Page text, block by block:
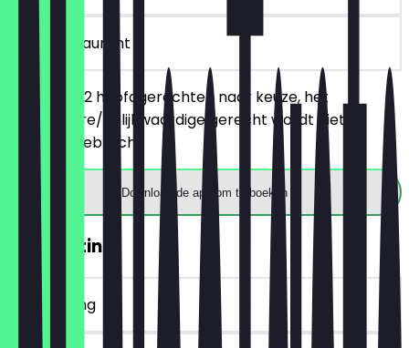
in het restaurant
Je bestelt 2 hoofdgerechten naar keuze, het
goedkopere/gelijkwaardige gerecht wordt niet in
rekening gebracht.
Download de app om te boeken
30% Korting
~€ 2 korting